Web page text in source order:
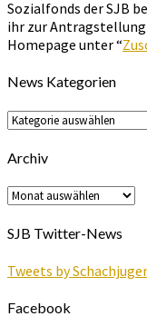
Sozialfonds der SJB
ihr zur
Homepage unter “
News Kategorien
News
Kategorien
Archiv
Archiv
SJB Twitter-News
Tweets by
Facebook